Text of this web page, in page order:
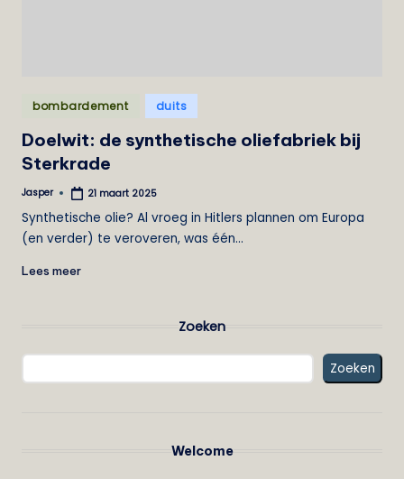
Geplaatst
bombardement duits
Doelwit: de synthetische oliefabriek bij
Sterkrade
Geplaatst
Jasper 21 maart 2025
Synthetische olie? Al vroeg in Hitlers plannen om Europa
(en verder) te veroveren, was één…
Lees meer
Zoeken
Zoeken
Welcome